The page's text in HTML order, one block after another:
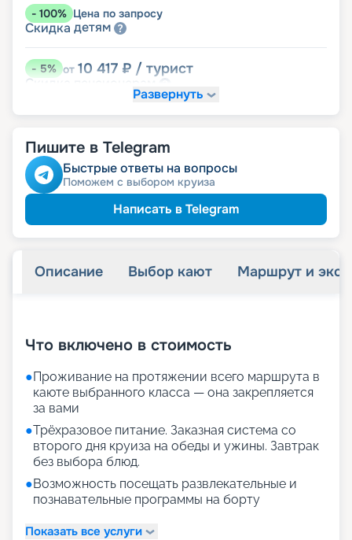
- 100% Цена по запросу
Скидка детям
-5% от 10 417 ₽ / турист
Скидка
Развернуть
Пишите в Telegram
Быстрые ответы на вопросы
Поможем с выбором круиза
Написать в Telegram
Описание Выбор кают Маршрут и
Что включено в стоимость
●Проживание на протяжении всего маршрута в
каюте выбранного класса — она закрепляется
за вами
●Трёхразовое питание. Заказная система со
второго дня круиза на обеды и ужины. Завтрак
без выбора блюд.
●Возможность посещать развлекательные и
познавательные программы на борту
Показать все услуги